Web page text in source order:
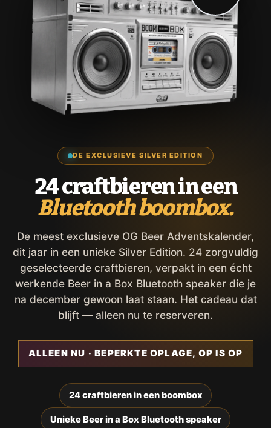
DE EXCLUSIEVE SILVER EDITION
24 craftbieren in een
Bluetooth boombox.
De meest exclusieve OG Beer Adventskalender,
dit jaar in een unieke Silver Edition. 24 zorgvuldig
geselecteerde craftbieren, verpakt in een écht
werkende Beer in a Box Bluetooth speaker die je
na december gewoon laat staan. Het cadeau dat
blijft — alleen nu te reserveren.
ALLEEN NU · BEPERKTE OPLAGE, OP IS OP
24 craftbieren in een boombox
Unieke Beer in a Box Bluetooth speaker